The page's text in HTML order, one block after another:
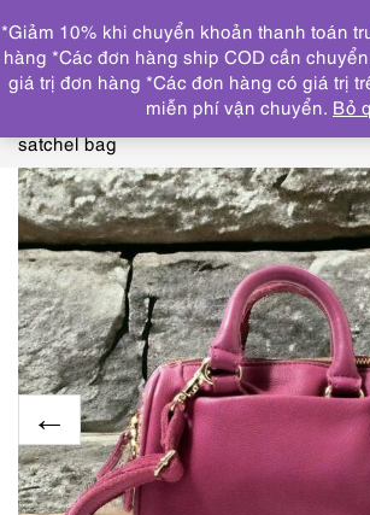
Trang chủ THƯƠNG HIỆU NỔI BẬT
4398-Túi xách tay/đeo chéo-
satchel bag
*Giảm 10% khi chuyển khoản thanh toán
hàng *Các đơn hàng ship COD cần
giá trị đơn hàng *Các đơn hàng có giá trị
miễn phí vận chuyển. Bỏ